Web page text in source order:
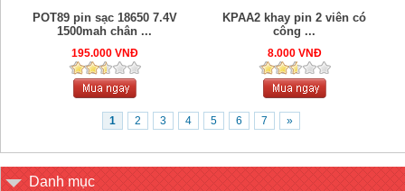
POT89 pin sạc 18650 7.4V
1500mah chân ...
195.000 VNĐ
KPAA2 khay pin 2 viên có
công ...
8.000 VNĐ
1 2 3 4 5 6 7 »
Danh mục